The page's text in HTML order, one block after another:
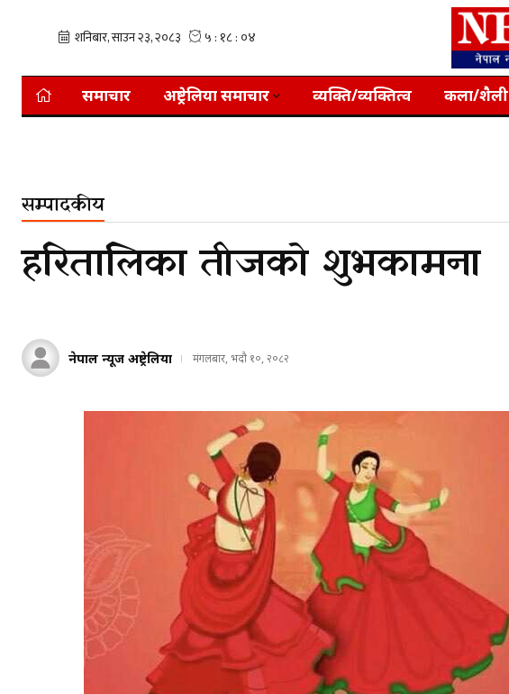
समाचार अष्ट्रेलिया समाचार व्यक्ति/व्यक्तित्व कला/शैली
सम्पादकीय
हरितालिका तीजको शुभकामना
नेपाल न्यूज अष्ट्रेलिया मंगलबार, भदौ १०, २०८२